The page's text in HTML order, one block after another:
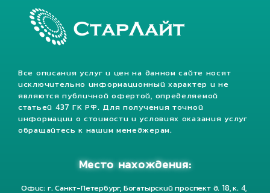
Все описания услуг и цен на данном сайте носят
исключительно информационный характер и не
являются публичной офертой, определяемой
статьей 437 ГК РФ. Для получения точной
информации о стоимости и условиях оказания услуг
обращайтесь к нашим менеджерам.
Место нахождения:
Офис: г. Санкт-Петербург, Богатырский проспект д. 18, к. 4,